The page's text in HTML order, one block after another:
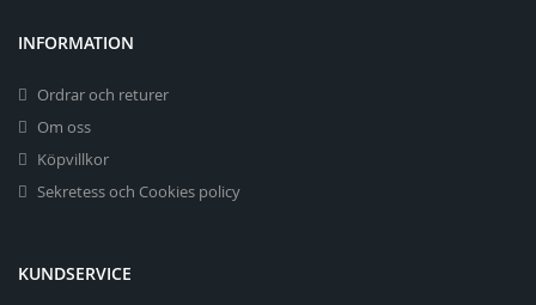
INFORMATION
Ordrar och returer
Om oss
Köpvillkor
Sekretess och Cookies policy
KUNDSERVICE